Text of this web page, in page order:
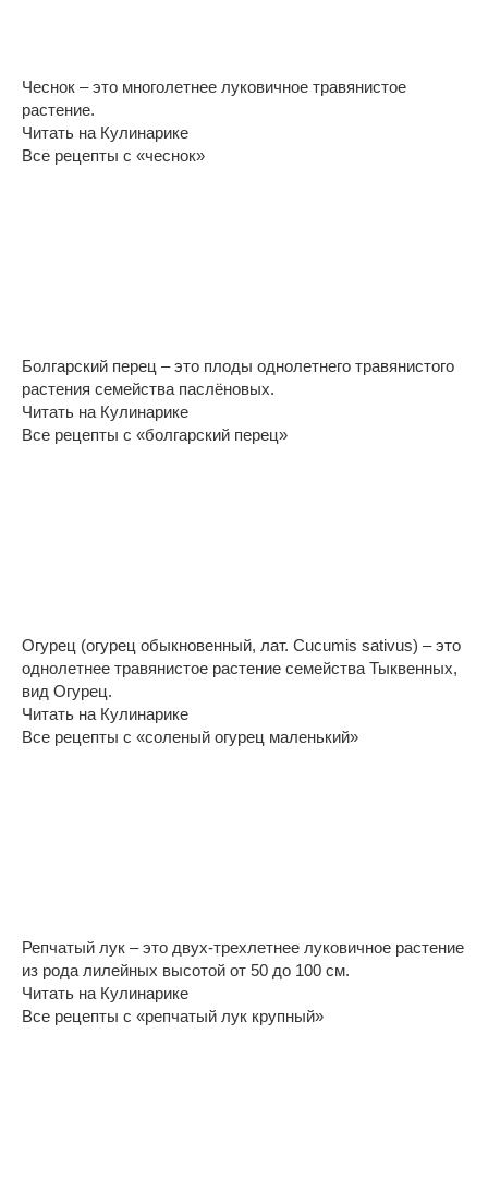
Чеснок – это многолетнее луковичное травянистое
растение.
Читать на Кулинарике
Все рецепты с «чеснок»
Болгарский перец – это плоды однолетнего травянистого
растения семейства паслёновых.
Читать на Кулинарике
Все рецепты с «болгарский перец»
Огурец (огурец обыкновенный, лат. Cucumis sativus) – это
однолетнее травянистое растение семейства Тыквенных,
вид Огурец.
Читать на Кулинарике
Все рецепты с «соленый огурец маленький»
Репчатый лук – это двух-трехлетнее луковичное растение
из рода лилейных высотой от 50 до 100 см.
Читать на Кулинарике
Все рецепты с «репчатый лук крупный»